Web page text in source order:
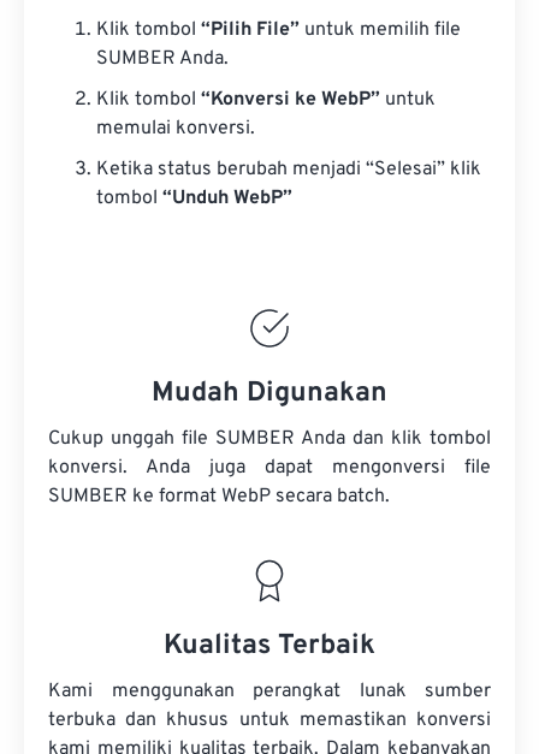
Klik tombol “Pilih File” untuk memilih file
SUMBER Anda.
Klik tombol “Konversi ke WebP” untuk
memulai konversi.
Ketika status berubah menjadi “Selesai” klik
tombol “Unduh WebP”
Mudah Digunakan
Cukup unggah file SUMBER Anda dan klik tombol
konversi. Anda juga dapat mengonversi file
SUMBER ke format WebP secara batch.
Kualitas Terbaik
Kami menggunakan perangkat lunak sumber
terbuka dan khusus untuk memastikan konversi